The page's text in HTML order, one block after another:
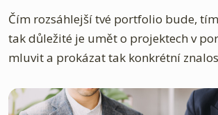
Čím rozsáhlejší tvé portfolio bude,
tak důležité je umět o projektech v
mluvit a prokázat tak konkrétní